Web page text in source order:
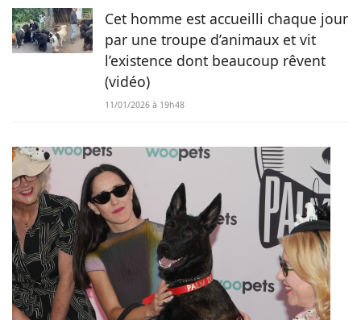
Cet homme est accueilli chaque jour
par une troupe d’animaux et vit
l’existence dont beaucoup rêvent
(vidéo)
11/01/2026 à 19h48